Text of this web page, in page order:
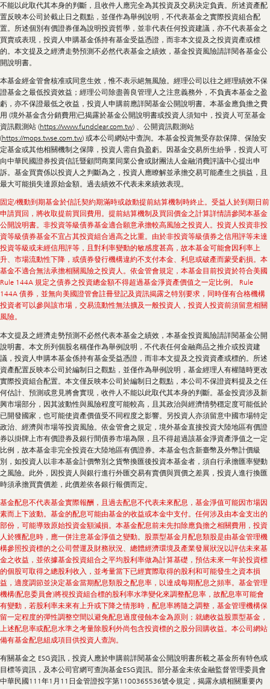
不能以此取代其本身的判斷，且收件人應完全為其投資及交易決定負責。所述資產配
置反映本公司於截止日之觀點，並僅作為舉例說明，不代表基金之實際投資組合配
置。所述個別有價證券僅為說明投資哲學，並非代表任何投資建議，亦不代表基金之
買賣或表現，投資人申購基金係持有基金受益憑證，而非本文提及之投資資產或標
的。本文提及之經濟走勢預測不必然代表基金之績效，基金投資風險請詳閱各基金公
開說明書。
本基金經金管會核准或同意生效，惟不表示絕無風險。經理公司以往之經理績效不保
證基金之最低投資效益；經理公司除盡善良管理人之注意義務外，不負責本基金之盈
虧，亦不保證最低之收益，投資人申購前應詳閱基金公開說明書。本基金應負擔之費
用 (境外基金含分銷費用)已揭露於基金公開說明書或投資人須知中，投資人可至基金
資訊觀測站 (https://www.fundclear.com.tw) 、公開資訊觀測站
(https://mops.twse.com.tw) 或本公司網站中查詢。本基金投資無受存款保障、保險安
定基金或其他相關機制之保障，投資人需自負盈虧。因基金交易所生紛爭，投資人可
向中華民國證券投資信託暨顧問商業同業公會或財團法人金融消費評議中心提出申
訴。基金買賣係以投資人之判斷為之，投資人應瞭解並承擔交易可能產生之損益，且
最大可能損失達原始金額。過去績效不代表未來績效表現。
固定/機動到期基金於信託契約期滿時或啟動提前結算機制時終止。受益人於到期日前
申請買回，將收取提前買回費用。提前結算機制及買回價金之計算詳情請參閱本基金
公開說明書。非投資等級債券基金適合願意承擔較高風險之投資人。投資人投資非投
資等級債券基金不宜占其投資組合過高之比重。由於非投資等級債券之信用評等未達
投資等級或未經信用評等，且對利率變動的敏感度甚高，故本基金可能會因利率上
升、市場流動性下降，或債券發行機構違約不支付本金、利息或破產而蒙受虧損。本
基金不適合無法承擔相關風險之投資人。依金管會規定，本基金目前投資於符合美國
Rule 144A 規定之債券之投資總金額不得超過基金淨資產價值之一定比例。 Rule
144A 債券，並無向美國證管會註冊登記及資訊揭露之特別要求，同時僅有合格機構
投資者可以參與該市場，交易流動性無法擴及一般投資人，投資人投資前須留意相關
風險。
本文提及之經濟走勢預測不必然代表本基金之績效，本基金投資風險請詳閱基金公開
說明書。本文所列個股名稱僅作為舉例說明，不代表任何金融商品之推介或投資建
議，投資人申購本基金係持有基金受益憑證，而非本文提及之投資資產或標的。所述
資產配置反映本公司於編制日之觀點，並僅作為舉例說明，基金經理人有權隨時更改
實際投資組合配置。本文僅反映本公司於編制日之觀點，本公司不保證資料提及之任
何估計、預測或意見將會實現，收件人不能以此取代其本身的判斷。基金投資涉及新
興市場部分，因其波動性與風險程度可能較高，且其政治與經濟情勢穩定度可能低於
已開發國家，也可能使資產價值受不同程度之影響。另投資人亦須留意中國市場特定
政治、經濟與市場等投資風險。依金管會之規定，境外基金直接投資大陸地區有價證
券以掛牌上市有價證券及銀行間債券市場為限，且不得超過該基金淨資產淨值之一定
比例，故本基金非完全投資在大陸地區有價證券。本基金包含新臺幣及外幣計價級
別，如投資人以非本基金計價幣別之貨幣換匯後投資本基金者，須自行承擔匯率變動
之風險。此外，因投資人與銀行進行外匯交易有賣價與買價之差異，投資人進行換匯
時須承擔買賣價差，此價差依各銀行報價而定。
基金配息不代表基金實際報酬，且過去配息不代表未來配息，基金淨值可能因市場因
素而上下波動。基金的配息可能由基金的收益或本金中支付。任何涉及由本金支出的
部份，可能導致原始投資金額減損。本基金配息前未先扣除應負擔之相關費用，投資
人於獲配息時，應一併注意基金淨值之變動。股票型基金月配息類股是由基金管理機
構參照投資標的之公司營運及財務狀況、總體經濟環境及產業發展狀況以評估未來基
金之收益，並依據基金投資組合之平均股利率做為計算基礎，預估未來一年於投資標
的個股可取得之總股利收入，並考量當下已經實際取得的股利和可能發生之資本損
益，適度調節並決定基金當期配息類股之配息率，以達成每期配息之頻率。基金管理
機構(配息委員會)將視投資組合標的股利率水準變化來調整配息率，故配息率可能會
有變動，若股利率未來有上升或下降之情形時，配息率將隨之調整，基金管理機構保
留一定程度的彈性調整空間以避免配息過度侵蝕本金為原則；就總收益股票型基金，
上述配息率或配息水準之考量除股利外尚包含投資標的之股分回購收益。本公司網站
備有基金配息組成項目供投資人查詢。
有關基金之 ESG資訊，投資人應於申購前詳閱基金公開說明書所載之基金所有特色或
目標等資訊，及本公司官網可查詢基金ESG資訊。部分基金未依金融監督管理委員會
中華民國111年1月11日金管證投字第1100365536號令規定，揭露永續相關重要內